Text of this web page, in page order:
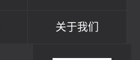
关于我们